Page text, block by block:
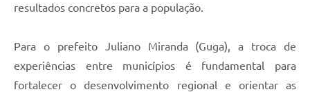
resultados concretos para a população.
Para o prefeito Juliano Miranda (Guga), a troca de
experiências entre municípios é fundamental para
fortalecer o desenvolvimento regional e orientar as